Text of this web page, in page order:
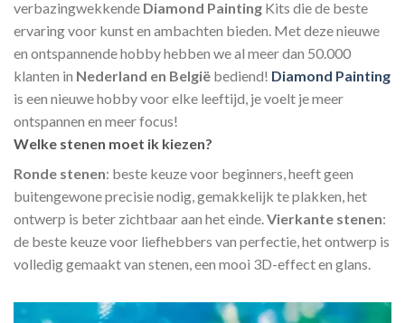
verbazingwekkende Diamond Painting Kits die de beste
ervaring voor kunst en ambachten bieden. Met deze nieuwe
en ontspannende hobby hebben we al meer dan 50.000
klanten in Nederland en België bediend! Diamond Painting
is een nieuwe hobby voor elke leeftijd, je voelt je meer
ontspannen en meer focus!
Welke stenen moet ik kiezen?
Ronde stenen: beste keuze voor beginners, heeft geen
buitengewone precisie nodig, gemakkelijk te plakken, het
ontwerp is beter zichtbaar aan het einde.Vierkante stenen:
de beste keuze voor liefhebbers van perfectie, het ontwerp is
volledig gemaakt van stenen, een mooi 3D-effect en glans.